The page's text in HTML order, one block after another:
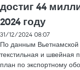
достиг 44
2024 году
31/12/2024 08:07
По данным Вьетнамской
текстильная и швейная
план по экспортному